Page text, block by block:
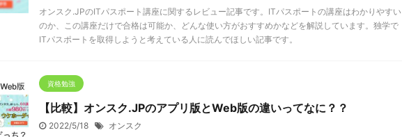
オンスク.JPのITパスポート講座に関するレビュー記事です。ITパスポートの講座はわかりやすい
のか、この講座だけで合格は可能か、どんな使い方がおすすめかなどを解説しています。独学で
ITパスポートを取得しようと考えている人に読んでほしい記事です。
資格勉強
【比較】オンスク.JPのアプリ版とWeb版の違いってなに？？
2022/5/18
オンスク